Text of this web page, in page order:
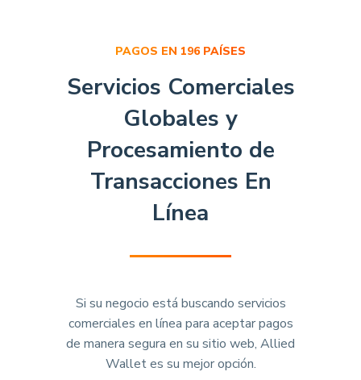
PAGOS EN 196 PAÍSES
Servicios Comerciales
Globales y
Procesamiento de
Transacciones En
Línea
Si su negocio está buscando servicios
comerciales en línea para aceptar pagos
de manera segura en su sitio web, Allied
Wallet es su mejor opción.